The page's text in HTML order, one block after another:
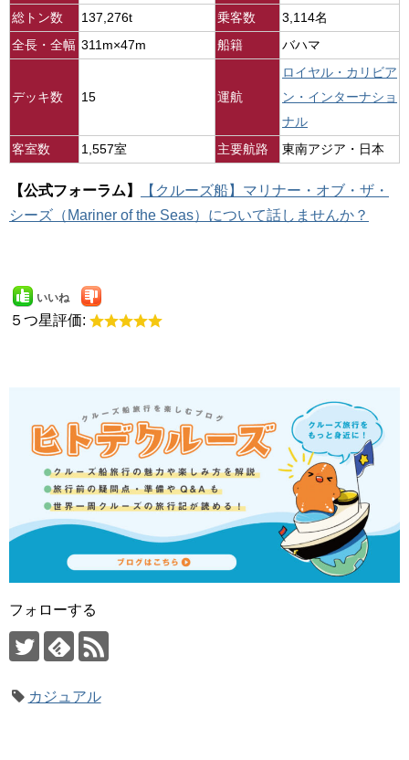
総トン数
137,276t 乗客数
3,114名
全長・全幅 311m×47m 船籍 バハマ
デッキ数 15 運航
ロイヤル・カリビア
ン・インターナショ
ナル
客室数
1,557室 主要航路 東南アジア・日本
【公式フォーラム】
【クルーズ船】マリナー・オブ・ザ・
シーズ（Mariner of the Seas）について話しませんか？
いいね
５つ星評価:
フォローする
カジュアル